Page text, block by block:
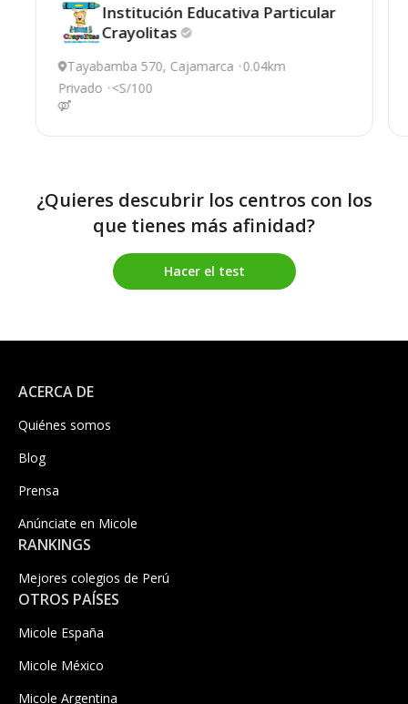
Institución Educativa Particular
Crayolitas
Tayabamba 570, Cajamarca 0.04km
Privado <S/100
¿Quieres descubrir los centros con los
que tienes más afinidad?
Hacer el test
ACERCA DE
Quiénes somos
Blog
Prensa
Anúnciate en Micole
RANKINGS
Mejores colegios de Perú
OTROS PAÍSES
Micole España
Micole México
Micole Argentina